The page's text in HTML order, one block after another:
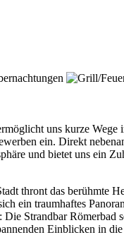
uns kurze Wege
ein. Direkt
und bietet uns ein
thront das berühmte
ein traumhaftes
Strandbar Römerbad
Einblicken in